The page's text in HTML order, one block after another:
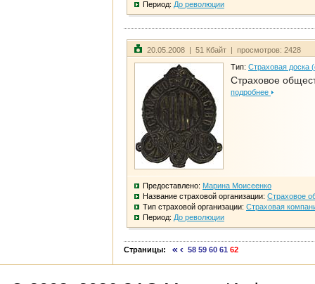
Период: До революции
20.05.2008 | 51 Кбайт | просмотров: 2428
Тип: Страховая доска
Страховое
подробнее
Предоставлено: Марина Моисеенко
Название страховой организации: Страховое
Тип страховой организации: Страховая
Период: До революции
Страницы: 58 59 60 61 62